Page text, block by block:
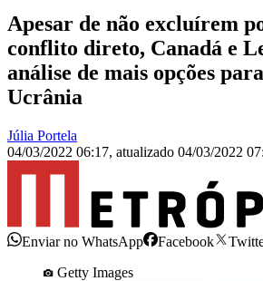
Apesar de não excluírem
conflito direto, Canadá e
análise de mais opções
Ucrânia
Júlia Portela
04/03/2022 06:17, atualizado 04/03/2022
Enviar no WhatsApp Facebook
Getty Images